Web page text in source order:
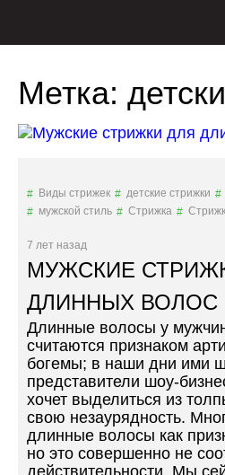
Метка:
Виды стрижек детские стрижки
мужской стиль
Стрижка
7 лет назад
МУЖСКИЕ
ДЛИННЫХ ВОЛОС
Длинные волосы у
считаются признаком
богемы; в наши дни ими
представители шоу-
хочет выделиться из
свою незаурядность.
длинные волосы как
но это совершенно не